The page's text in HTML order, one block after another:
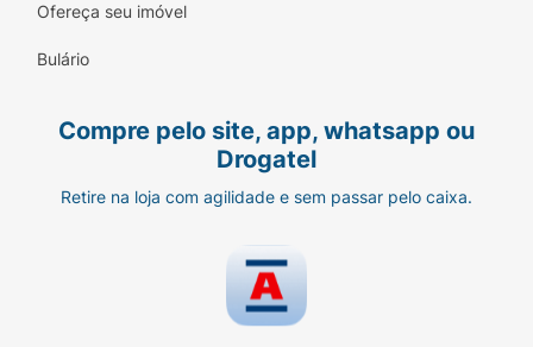
Ofereça seu imóvel
Bulário
Compre pelo site, app, whatsapp ou
Drogatel
Retire na loja com agilidade e sem passar pelo caixa.